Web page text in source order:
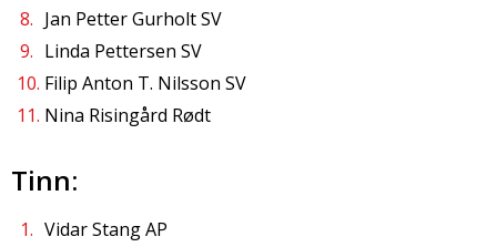
Jan Petter Gurholt SV
Linda Pettersen SV
Filip Anton T. Nilsson SV
Nina Risingård Rødt
Tinn:
Vidar Stang AP